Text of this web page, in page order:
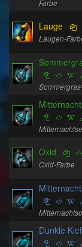
Farbe
Lauge
Laugen-
Oxid
Oxid-Farbe
Dunkle